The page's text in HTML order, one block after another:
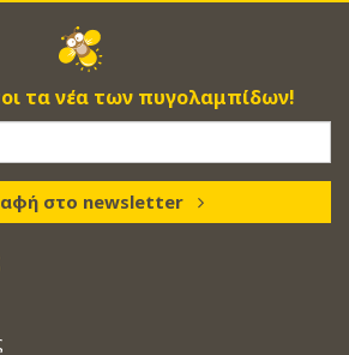
τα νέα των πυγολαμπίδων!
στο newsletter